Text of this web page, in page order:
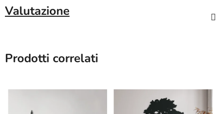
Valutazione
Prodotti correlati